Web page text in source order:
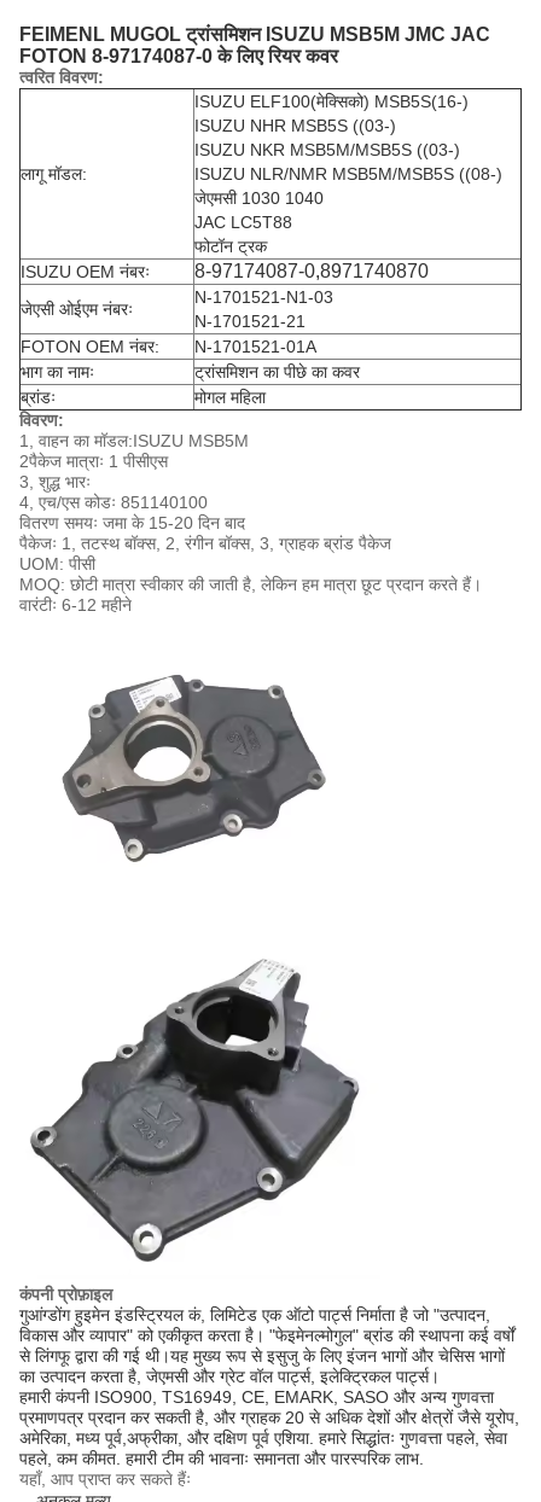
FEIMENL MUGOL ट्रांसमिशन ISUZU MSB5M JMC JAC
FOTON 8-97174087-0 के लिए रियर कवर
त्वरित विवरण:
लागू मॉडल:
ISUZU ELF100(मेक्सिको) MSB5S(16-)
ISUZU NHR MSB5S ((03-)
ISUZU NKR MSB5M/MSB5S ((03-)
ISUZU NLR/NMR MSB5M/MSB5S ((08-)
जेएमसी 1030 1040
JAC LC5T88
फोटॉन ट्रक
ISUZU OEM नंबरः
8-97174087-0,8971740870
जेएसी ओईएम नंबरः
N-1701521-N1-03
N-1701521-21
FOTON OEM नंबर:
N-1701521-01A
भाग का नामः
ट्रांसमिशन का पीछे का कवर
ब्रांडः
मोगल महिला
विवरण:
1, वाहन का मॉडल:ISUZU MSB5M
2पैकेज मात्राः 1 पीसीएस
3, शुद्ध भारः
4, एच/एस कोडः 851140100
वितरण समयः जमा के 15-20 दिन बाद
पैकेजः 1, तटस्थ बॉक्स, 2, रंगीन बॉक्स, 3, ग्राहक ब्रांड पैकेज
UOM: पीसी
MOQ: छोटी मात्रा स्वीकार की जाती है, लेकिन हम मात्रा छूट प्रदान करते हैं।
वारंटीः 6-12 महीने
कंपनी प्रोफ़ाइल
गुआंग्डोंग हुइमेन इंडस्ट्रियल कं, लिमिटेड एक ऑटो पार्ट्स निर्माता है जो "उत्पादन,
विकास और व्यापार" को एकीकृत करता है। "फेइमेनल्मोगुल" ब्रांड की स्थापना कई वर्षों
से लिंगफू द्वारा की गई थी।यह मुख्य रूप से इसुजु के लिए इंजन भागों और चेसिस भागों
का उत्पादन करता है, जेएमसी और ग्रेट वॉल पार्ट्स, इलेक्ट्रिकल पार्ट्स।
हमारी कंपनी ISO900, TS16949, CE, EMARK, SASO और अन्य गुणवत्ता
प्रमाणपत्र प्रदान कर सकती है, और ग्राहक 20 से अधिक देशों और क्षेत्रों जैसे यूरोप,
अमेरिका, मध्य पूर्व,अफ्रीका, और दक्षिण पूर्व एशिया. हमारे सिद्धांतः गुणवत्ता पहले, सेवा
पहले, कम कीमत. हमारी टीम की भावनाः समानता और पारस्परिक लाभ.
यहाँ, आप प्राप्त कर सकते हैंः